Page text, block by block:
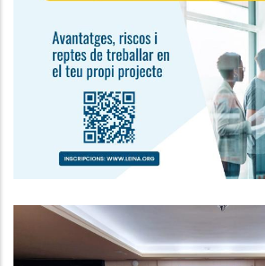
Jornada De
L'emprenedoria
Ocupació